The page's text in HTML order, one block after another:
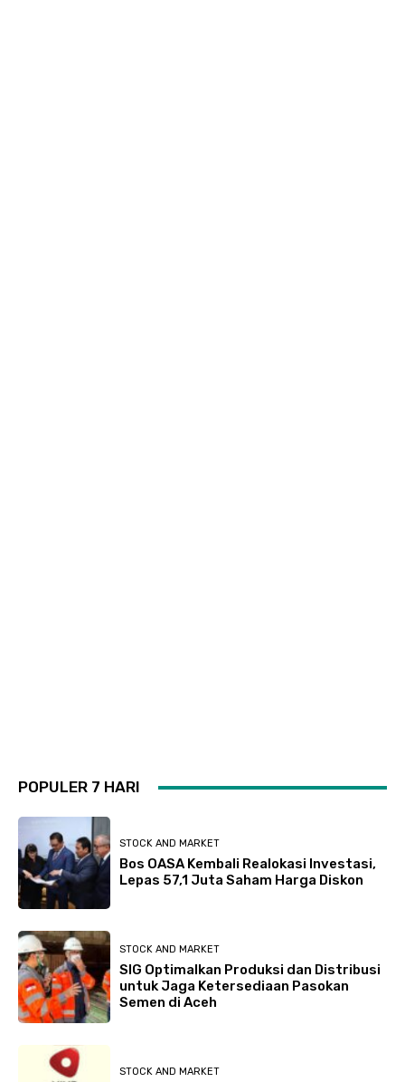
POPULER 7 HARI
STOCK AND MARKET
Bos OASA Kembali Realokasi Investasi,
Lepas 57,1 Juta Saham Harga Diskon
STOCK AND MARKET
SIG Optimalkan Produksi dan Distribusi
untuk Jaga Ketersediaan Pasokan
Semen di Aceh
STOCK AND MARKET